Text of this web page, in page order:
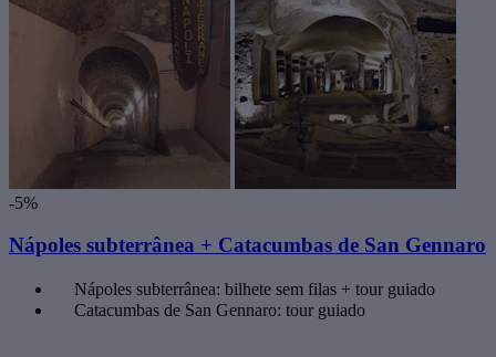
-5%
Nápoles subterrânea + Catacumbas de San Gennaro
Nápoles subterrânea: bilhete sem filas + tour guiado
Catacumbas de San Gennaro: tour guiado